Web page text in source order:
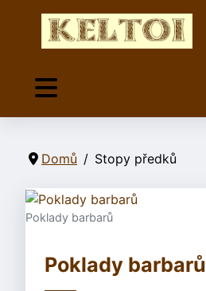
Domů Stopy předků
Poklady barbarů
Poklady barbarů